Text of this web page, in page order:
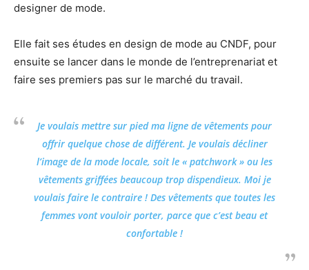
designer de mode.
Elle fait ses études en design de mode au CNDF, pour
ensuite se lancer dans le monde de l’entreprenariat et
faire ses premiers pas sur le marché du travail.
Je voulais mettre sur pied ma ligne de vêtements pour
offrir quelque chose de différent. Je voulais décliner
l’image de la mode locale, soit le « patchwork » ou les
vêtements griffées beaucoup trop dispendieux. Moi je
voulais faire le contraire ! Des vêtements que toutes les
femmes vont vouloir porter, parce que c’est beau et
confortable !